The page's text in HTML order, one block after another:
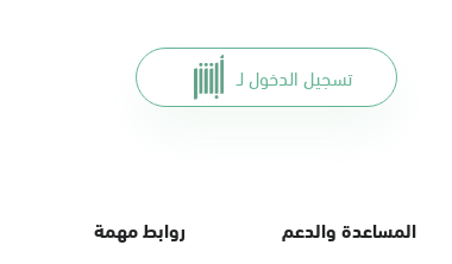
تسجيل الدخول لـ
المساعدة والدعم روابط مهمة